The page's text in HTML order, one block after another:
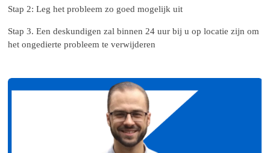
Stap 2: Leg het probleem zo goed mogelijk uit
Stap 3. Een deskundigen zal binnen 24 uur bij u op locatie zijn om
het ongedierte probleem te verwijderen